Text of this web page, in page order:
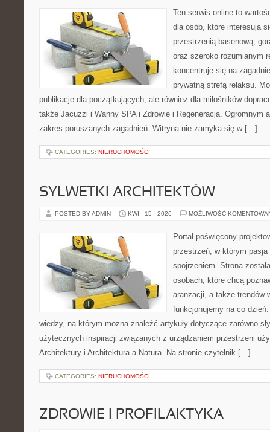
Ten serwis online to
dla osób, które interesują
przestrzenią basenową,
oraz szeroko rozumianym
koncentruje się na
prywatną strefą relaksu.
publikacje dla początkujących, ale również dla miłośników
także Jacuzzi i Wanny SPA i Zdrowie i Regeneracja. Ogromnym
zakres poruszanych zagadnień. Witryna nie zamyka się w […]
CATEGORIES: NIERUCHOMOŚCI
SYLWETKI ARCHITEKTÓW
POSTED BY ADMIN KWI - 15 - 2026 MOŻLIWOŚĆ
Portal poświęcony
przestrzeń, w którym
spojrzeniem. Strona
osobach, które chcą
aranżacji, a także trendów
funkcjonujemy na co
wiedzy, na którym można znaleźć artykuły dotyczące zarówno
użytecznych inspiracji związanych z urządzaniem przestrzeni
Architektury i Architektura a Natura. Na stronie czytelnik […]
CATEGORIES: NIERUCHOMOŚCI
ZDROWIE I PROFILAKTYKA